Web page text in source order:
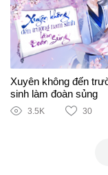
Xuyên không đến
sinh làm đoàn sủng
3.5K 30